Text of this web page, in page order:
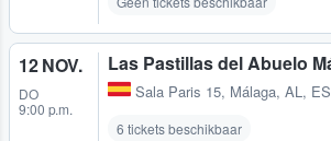
12 NOV.
DO
9:00 p.m.
Las Pastillas del Abuelo
Sala Paris 15, Málaga, AL, ES
6 tickets beschikbaar